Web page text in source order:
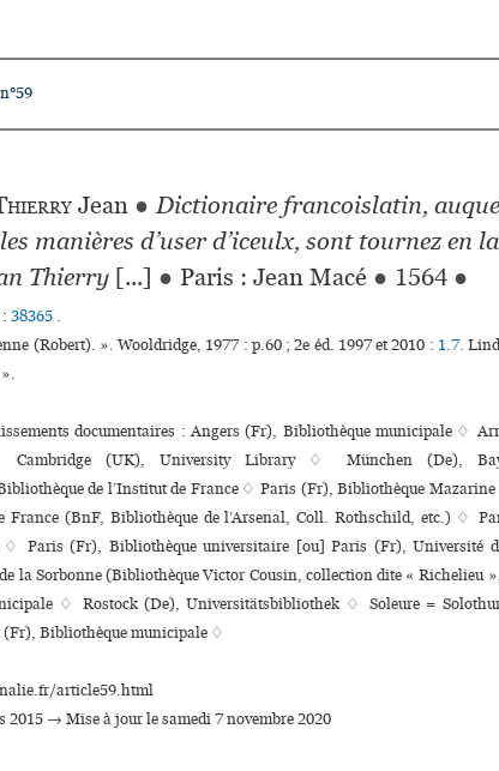
Jean ● Dictionaire francoislatin,
manières d’user d’iceulx, sont tournez en
Thierry [...] ● Paris : Jean Macé ● 1564 ●
38365 .
(Robert). ». Wooldridge, 1977 : p.60 ; 2e éd. 1997 et 2010 : 1.7.
documentaires : Angers (Fr), Bibliothèque muni­ci­pale ♢
Cambridge (UK), University Library ♢ München (De),
de l’Institut de France ♢ Paris (Fr), Bibliothèque
France (BnF, Bibliothèque de l’Arsenal, Coll. Rothschild, etc.) ♢
♢ Paris (Fr), Bibliothèque uni­ver­si­taire [ou] Paris (Fr), Université
la Sorbonne (Bibliothèque Victor Cousin, collection dite « Richelieu
♢ Rostock (De), Universitätsbibliothek ♢ Soleure =
Bibliothèque muni­ci­pale ♢
article59.html
2015 → Mise à jour le samedi 7 novembre 2020